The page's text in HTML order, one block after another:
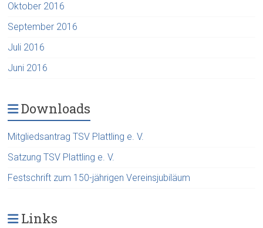
Oktober 2016
September 2016
Juli 2016
Juni 2016
Downloads
Mitgliedsantrag TSV Plattling e. V.
Satzung TSV Plattling e. V.
Festschrift zum 150-jährigen Vereinsjubiläum
Links